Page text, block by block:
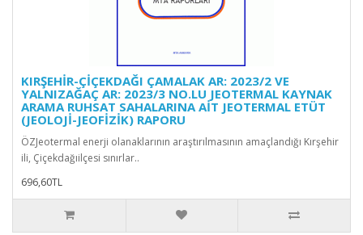
KIRŞEHİR-ÇİÇEKDAĞI ÇAMALAK AR: 2023/2 VE
YALNIZAĞAÇ AR: 2023/3 NO.LU JEOTERMAL KAYNAK
ARAMA RUHSAT SAHALARINA AİT JEOTERMAL ETÜT
(JEOLOJİ-JEOFİZİK) RAPORU
ÖZJeotermal enerji olanaklarının araştırılmasının amaçlandığı Kırşehir
ili, Çiçekdağıilçesi sınırlar..
696,60TL